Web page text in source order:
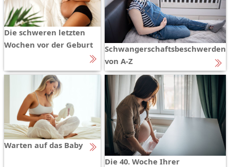
Die schweren letzten
Wochen vor der Geburt
Schwangerschaftsbeschwerden
von A-Z
Warten auf das Baby
Die 40. Woche Ihrer